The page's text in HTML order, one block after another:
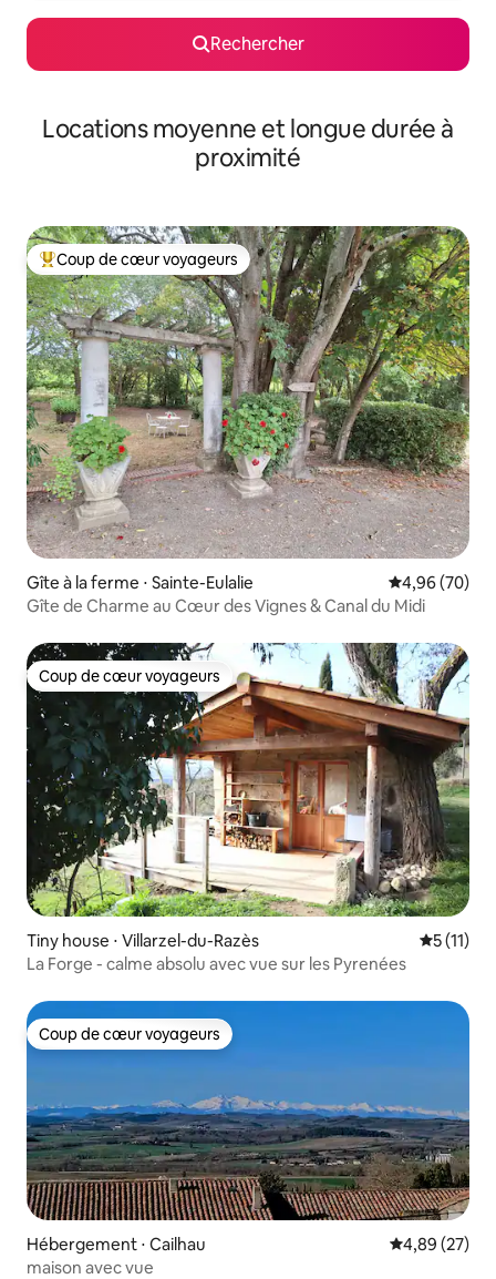
Rechercher
Locations moyenne et longue durée à
proximité
Coups de cœur voyageurs les plus appréciés
Coup de cœur voyageurs
Gîte à la ferme ⋅ Sainte-Eulalie Évaluation
4,96 (70)
Gîte de Charme au Cœur des Vignes & Canal du Midi
Coup de cœur voyageurs
Coup de cœur voyageurs
Tiny house ⋅ Villarzel-du-Razès
5 (11)
La Forge - calme absolu avec vue sur les Pyrenées
Coup de cœur voyageurs
Coup de cœur voyageurs
Hébergement ⋅ Cailhau Évaluation
4,89 (27)
maison avec vue